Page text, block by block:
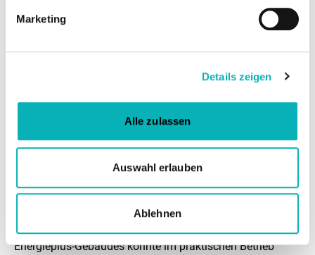
Marketing
Details zeigen
Alle zulassen
Auswahl erlauben
Ablehnen
© Hochschule Ansbach
Z
e
Das in der Planungsphase anvisierte Ziel eines
Energieplus-Gebäudes konnte im praktischen Betrieb